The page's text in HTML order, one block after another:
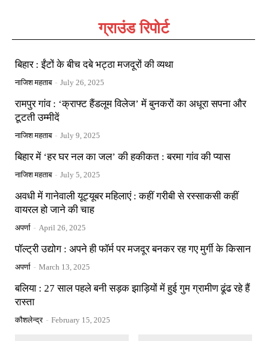
ग्राउंड रिपोर्ट
बिहार : ईंटों के बीच दबे भट्ठा मजदूरों की व्यथा
नाजिश महताब - July 26, 2025
रामपुर गांव : ‘क्राफ्ट हैंडलूम विलेज’ में बुनकरों का अधूरा सपना और
टूटती उम्मीदें
नाजिश महताब - July 9, 2025
बिहार में ‘हर घर नल का जल’ की हकीकत : बरमा गांव की प्यास
नाजिश महताब - July 5, 2025
अवधी में गानेवाली यूट्यूबर महिलाएं : कहीं गरीबी से रस्साकसी कहीं
वायरल हो जाने की चाह
अपर्णा - April 26, 2025
पॉल्ट्री उद्योग : अपने ही फॉर्म पर मजदूर बनकर रह गए मुर्गी के किसान
अपर्णा - March 13, 2025
बलिया : 27 साल पहले बनी सड़क झाड़ियों में हुई गुम ग्रामीण ढूंढ रहे हैं
रास्ता
कौशलेन्द्र - February 15, 2025